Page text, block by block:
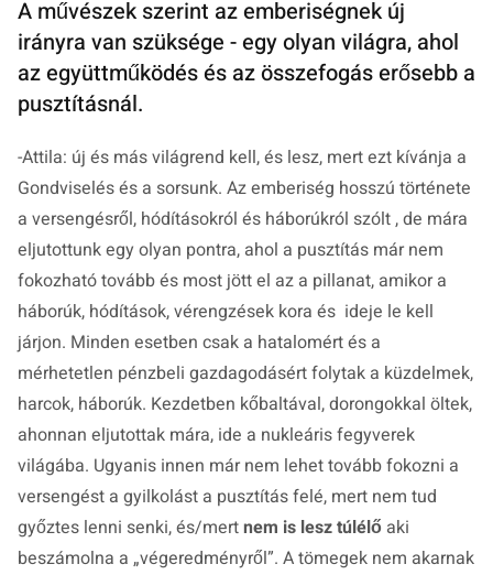
A művészek szerint az emberiségnek új
irányra van szüksége - egy olyan világra, ahol
az együttműködés és az összefogás erősebb a
pusztításnál.
-Attila: új és más világrend kell, és lesz, mert ezt kívánja a
Gondviselés és a sorsunk. Az emberiség hosszú története
a versengésről, hódításokról és háborúkról szólt , de mára
eljutottunk egy olyan pontra, ahol a pusztítás már nem
fokozható tovább és most jött el az a pillanat, amikor a
háborúk, hódítások, vérengzések kora és ideje le kell
járjon. Minden esetben csak a hatalomért és a
mérhetetlen pénzbeli gazdagodásért folytak a küzdelmek,
harcok, háborúk. Kezdetben kőbaltával, dorongokkal öltek,
ahonnan eljutottak mára, ide a nukleáris fegyverek
világába. Ugyanis innen már nem lehet tovább fokozni a
versengést a gyilkolást a pusztítás felé, mert nem tud
győztes lenni senki, és/mertnem is lesz túlélő aki
beszámolna a „végeredményről”. A tömegek nem akarnak